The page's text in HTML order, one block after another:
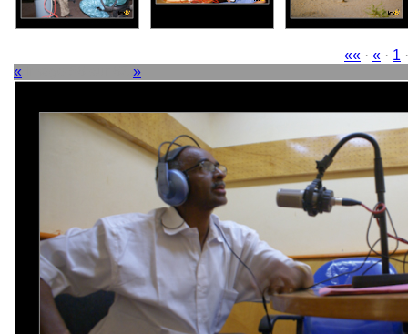
«« · « · 1
«
»